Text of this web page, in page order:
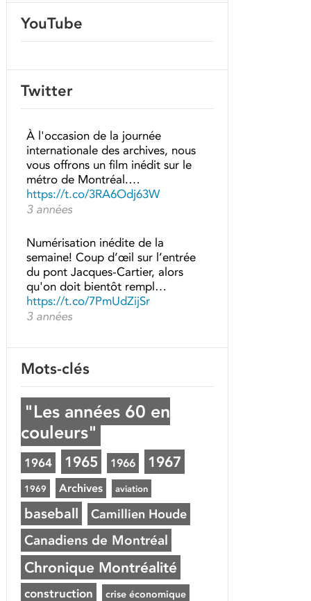
YouTube
Twitter
À l'occasion de la journée
internationale des archives, nous
vous offrons un film inédit sur le
métro de Montréal.…
https://t.co/3RA6Odj63W
3 années
Numérisation inédite de la
semaine! Coup d’œil sur l’entrée
du pont Jacques-Cartier, alors
qu'on doit bientôt rempl…
https://t.co/7PmUdZijSr
3 années
Mots-clés
"Les années 60 en
couleurs"
1964 1965 1966 1967
1969 Archives aviation
baseball Camillien Houde
Canadiens de Montréal
Chronique Montréalité
construction crise économique